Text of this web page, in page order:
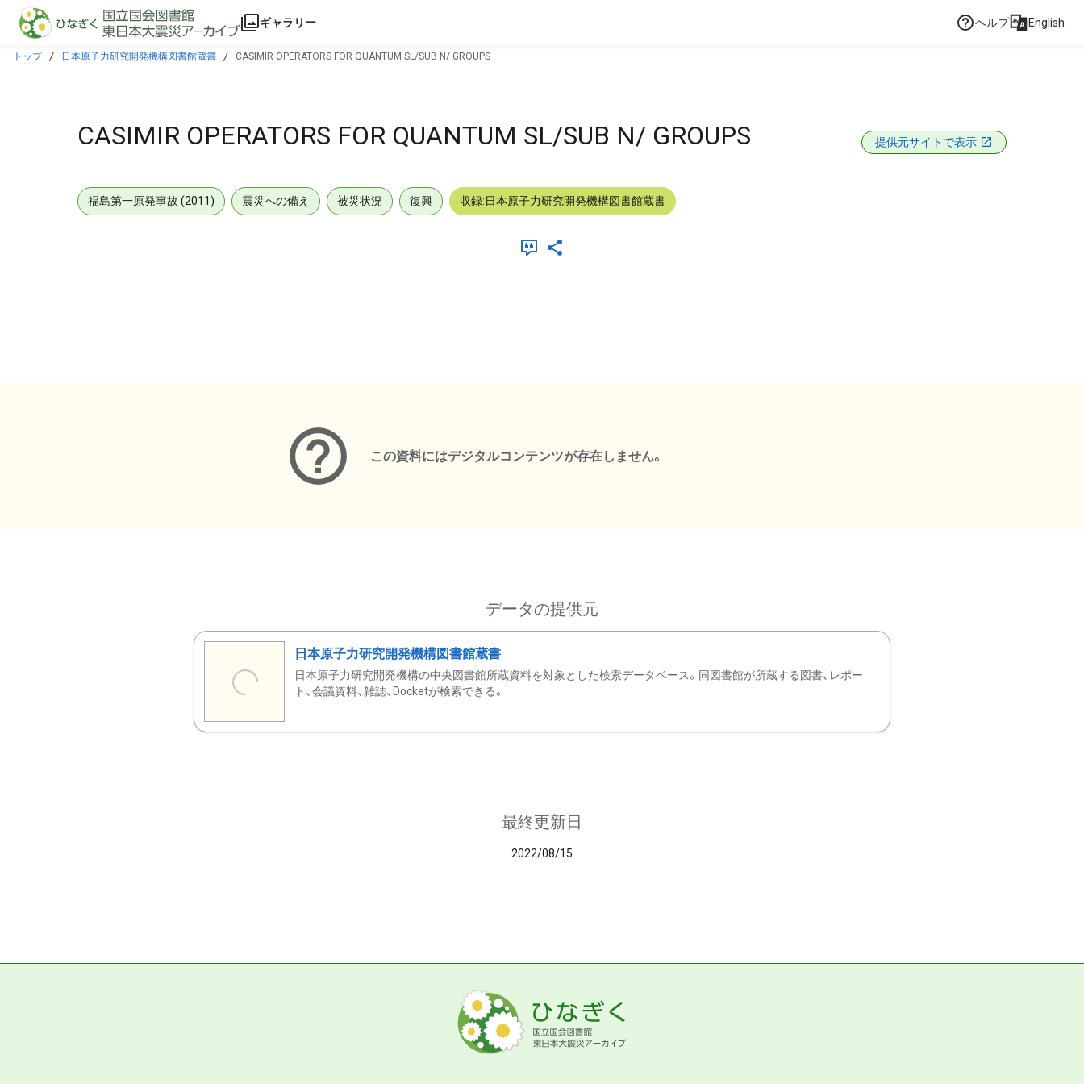
本文に飛ぶ
ギャラリー ヘルプ English
トップ 日本原子力研究開発機構図書館蔵書 CASIMIR OPERATORS FOR QUANTUM SL/SUB N/ GROUPS
CASIMIR OPERATORS FOR QUANTUM SL/SUB N/ GROUPS 提供元サイトで表示
福島第一原発事故 (2011) 震災への備え 被災状況 復興 収録:日本原子力研究開発機構図書館蔵書
この資料にはデジタルコンテンツが存在しません。
データの提供元
日本原子力研究開発機構図書館蔵書
日本原子力研究開発機構の中央図書館所蔵資料を対象とした検索データベース。同図書館が所蔵する図書、レポー
ト、会議資料、雑誌、Docketが検索できる。
最終更新日
2022/08/15